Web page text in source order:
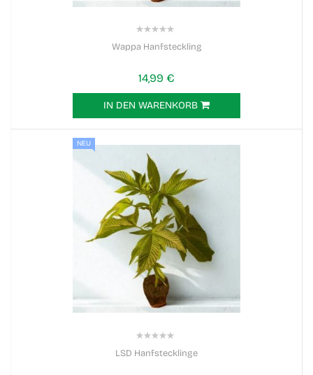
Wappa Hanfsteckling
14,99 €
IN DEN WARENKORB
NEU
LSD Hanfstecklinge